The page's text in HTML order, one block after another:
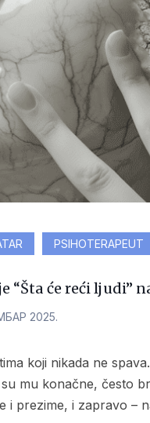
PSIHOTERAPEUT
“Šta će reći ljudi”
2025.
mu konačne, često
i prezime, i zapravo –